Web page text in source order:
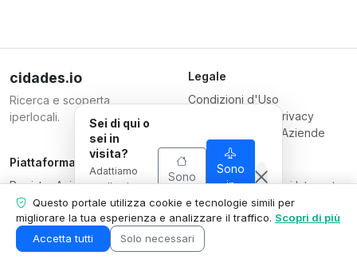
cidades.io
Ricerca e scoperta
iperlocali.
Legale
Condizioni d'Uso
Informativa sulla Privacy
Condizioni per le Aziende
Piattaforma
Registra Azienda
Piani
Contattaci
Area Azienda
Responsabile
Serverplace Servizi Internet
CNPJ 04.114.466/0001-79
© 2026
Questo portale utilizza cookie e tecnologie simili per
migliorare la tua esperienza e analizzare il traffico. Scopri di più
Accetta tutti
Solo necessari
Sei di qui o
sei in
visita?
Adattiamo
quello che
mostriamo
alla tua
situazione.
Sono
Sono
in
visita